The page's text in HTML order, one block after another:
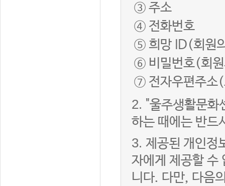
③ 주소
④ 전화번호
⑤ 희망 ID(회원
⑥ 비밀번호(회
⑦ 전자우편주소
2. "울주생활문화
하는 때에는 반드
3. 제공된 개인정
자에게 제공할 수
니다. 다만, 다음